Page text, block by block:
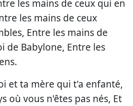
les mains de ceux qui en
les mains de ceux
Entre les mains de
de Babylone, Entre les
et ta mère qui t'a enfanté,
où vous n'êtes pas nés, Et